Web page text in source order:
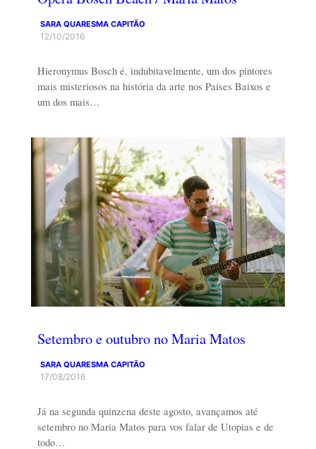
SARA QUARESMA CAPITÃO
12/10/2016
Hieronymus Bosch é, indubitavelmente, um dos pintores
mais misteriosos na história da arte nos Países Baixos e
um dos mais…
Setembro e outubro no Maria Matos
SARA QUARESMA CAPITÃO
17/08/2016
Já na segunda quinzena deste agosto, avançamos até
setembro no Maria Matos para vos falar de Utopias e de
todo…